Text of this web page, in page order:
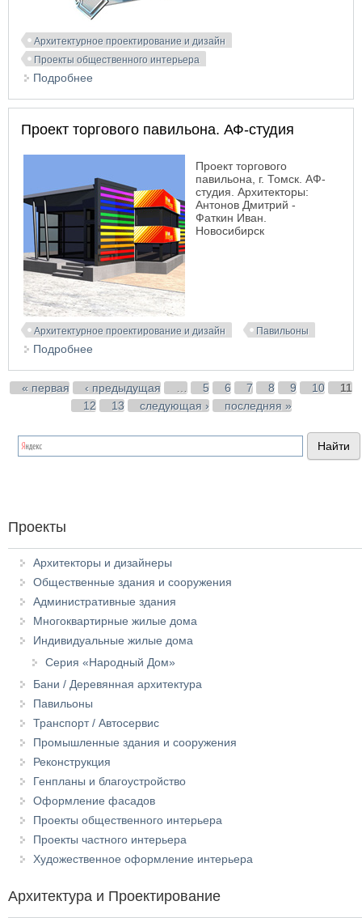
Архитектурное проектирование и дизайн
Проекты общественного интерьера
Подробнее
Проект торгового павильона. АФ-студия
Проект торгового
павильона, г. Томск. АФ-
студия. Архитекторы:
Антонов Дмитрий -
Фаткин Иван.
Новосибирск
Архитектурное проектирование и дизайн Павильоны
Подробнее
Страницы
« первая ‹ предыдущая 5 6 7 8 9 10
11
12
13 следующая › последняя »
Проекты
Архитекторы и дизайнеры
Общественные здания и сооружения
Административные здания
Многоквартирные жилые дома
Индивидуальные жилые дома
Серия «Народный Дом»
Бани / Деревянная архитектура
Павильоны
Транспорт / Автосервис
Промышленные здания и сооружения
Реконструкция
Генпланы и благоустройство
Оформление фасадов
Проекты общественного интерьера
Проекты частного интерьера
Художественное оформление интерьера
Архитектура и Проектирование